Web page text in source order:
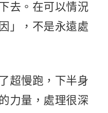
去。在可以情況
」，不是永遠處
超慢跑，下半身
力量，處理很深